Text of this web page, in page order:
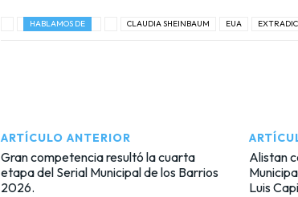
HABLAMOS DE CLAUDIA SHEINBAUM EUA
ARTÍCULO ANTERIOR
Gran competencia resultó la cuarta
etapa del Serial Municipal de los Barrios
2026.
Alistan
Luis